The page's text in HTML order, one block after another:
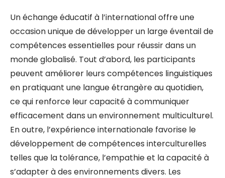
Un échange éducatif à l’international offre une
occasion unique de développer un large éventail de
compétences essentielles pour réussir dans un
monde globalisé. Tout d’abord, les participants
peuvent améliorer leurs compétences linguistiques
en pratiquant une langue étrangère au quotidien,
ce qui renforce leur capacité à communiquer
efficacement dans un environnement multiculturel.
En outre, l’expérience internationale favorise le
développement de compétences interculturelles
telles que la tolérance, l’empathie et la capacité à
s’adapter à des environnements divers. Les